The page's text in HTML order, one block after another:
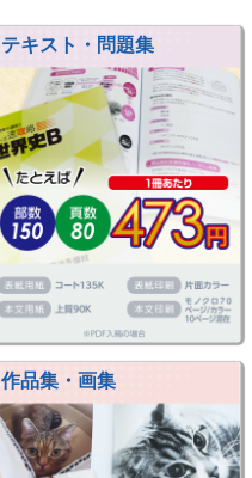
テキスト・問題集
作品集・画集